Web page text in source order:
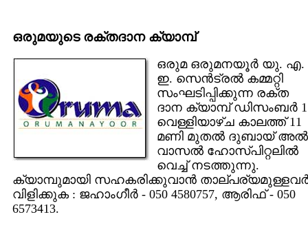
ഒരുമയുടെ രക്തദാന ക്യാമ്പ്
ഒരുമ ഒരുമനയൂര്‍ യു. എ.
ഇ. സെന്‍ട്രല്‍ കമ്മറ്റി
സംഘടിപ്പിക്കുന്ന രക്ത
ദാന ക്യാമ്പ് ഡിസംബര്‍
വെള്ളിയാഴ്ച കാലത്ത് 11
മണി മുതല്‍ ദുബായ് അല്‍‍
വാസല്‍ ഹോസ്പിറ്റലില്‍
വെച്ച് നടത്തുന്നു.
ക്യാമ്പുമായി സഹകരിക്കുവാന്‍
വിളിക്കുക : ജഹാംഗീര്‍ - 050 4580757, ആരിഫ് - 050
6573413.